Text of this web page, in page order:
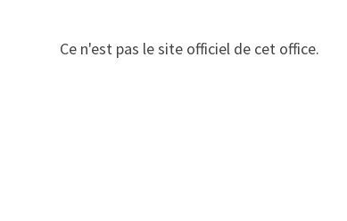
Ce n'est pas le site officiel de cet office.